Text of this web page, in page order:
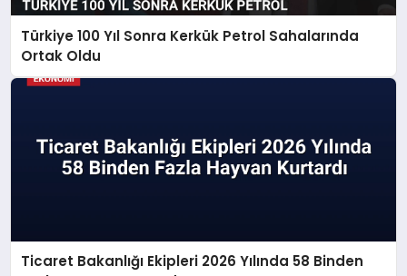
Türkiye 100 Yıl Sonra Kerkük Petrol Sahalarında
Ortak Oldu
Ticaret Bakanlığı Ekipleri 2026 Yılında 58 Binden